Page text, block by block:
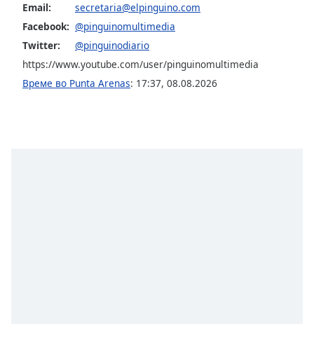
Opacity
Caption
Email:
secretaria@elpinguino.com
Facebook: @pinguinomultimedia
Twitter:
@pinguinodiario
https://www.youtube.com/user/pinguinomultimedia
Време во Punta Arenas: 17:37, 08.08.2026